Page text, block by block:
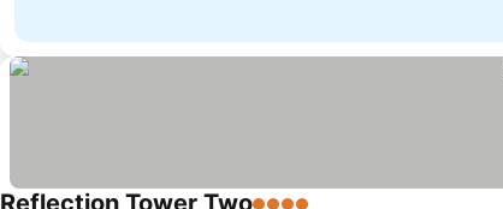
Reflection Tower Two